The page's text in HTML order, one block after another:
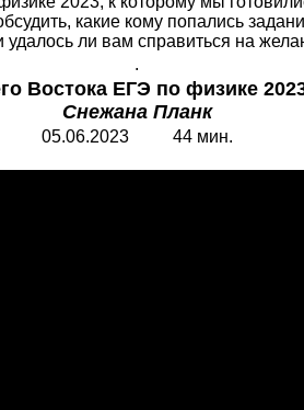
какие кому попались
удалось ли вам справиться на
.
Востока ЕГЭ по физике
Снежана Планк
05.06.2023 44 мин.